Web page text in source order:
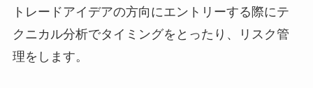
トレードアイデアの方向にエントリーする際にテ
クニカル分析でタイミングをとったり、リスク管
理をします。